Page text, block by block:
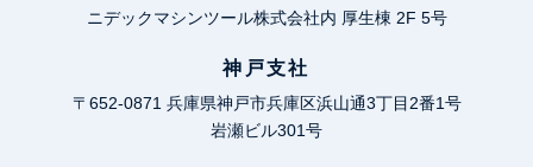
ニデックマシンツール株式会社内 厚生棟 2F 5号
神戸支社
〒652-0871 兵庫県神戸市兵庫区浜山通3丁目2番1号
岩瀬ビル301号